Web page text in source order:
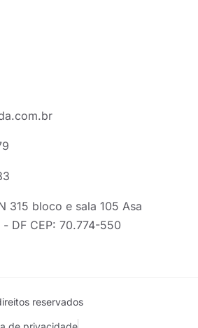
315 bloco e sala 105 Asa
DF CEP: 70.774-550
reservados